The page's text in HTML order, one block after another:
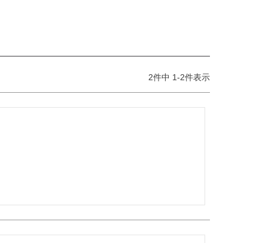
2件中 1-2件表示